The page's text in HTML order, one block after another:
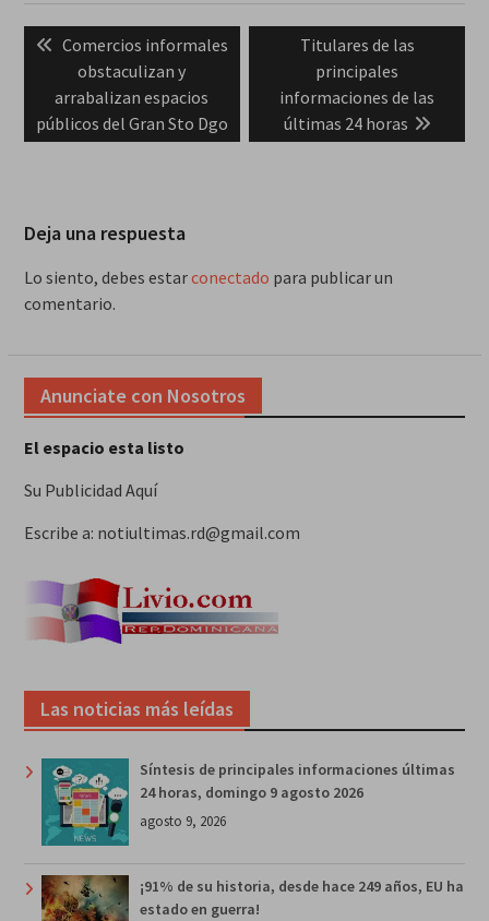
Navegación
de
entradas
Previous
post:
Comercios informales
obstaculizan y
arrabalizan espacios
públicos del Gran Sto Dgo
Next
post:
Titulares de las
principales
informaciones de las
últimas 24 horas
Deja una respuesta
Lo siento, debes estarconectado para publicar un
comentario.
Anunciate con Nosotros
El espacio esta listo
Su Publicidad Aquí
Escribe a: notiultimas.rd@gmail.com
Las noticias más leídas
Síntesis de principales informaciones últimas
24 horas, domingo 9 agosto 2026
agosto 9, 2026
¡91% de su historia, desde hace 249 años, EU ha
estado en guerra!